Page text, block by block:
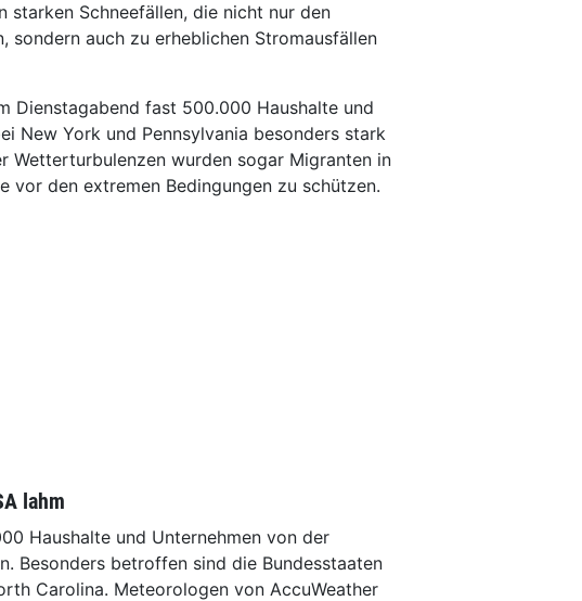
starken Schneefällen, die nicht nur den
sondern auch zu erheblichen Stromausfällen
Dienstagabend fast 500.000 Haushalte und
New York und Pennsylvania besonders stark
Wetterturbulenzen wurden sogar Migranten in
vor den extremen Bedingungen zu schützen.
lahm
Haushalte und Unternehmen von der
Besonders betroffen sind die Bundesstaaten
Carolina. Meteorologen von AccuWeather